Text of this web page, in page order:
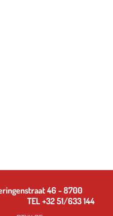
46 - 8700
51/633 144